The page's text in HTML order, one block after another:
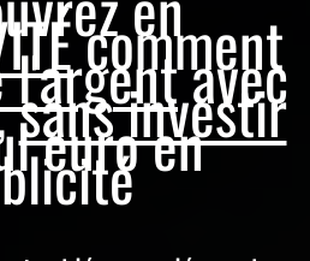
comment
l'argentavec
sans investir
euro en